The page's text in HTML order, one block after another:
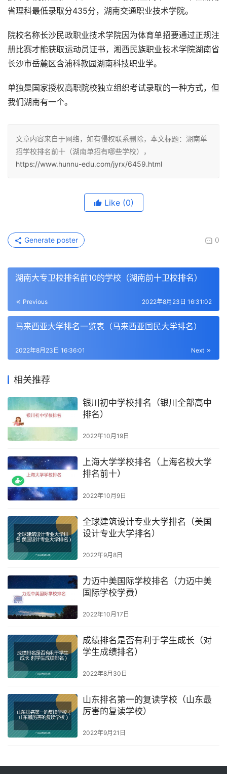
省理科最低录取分435分，湖南交通职业技术学院。
院校名称长沙民政职业技术学院因为体育单招要通过正规注
册比赛才能获取运动员证书，湘西民族职业技术学院湖南省
长沙市岳麓区含浦科教园湖南科技职业学。
单独是国家授权高职院校独立组织考试录取的一种方式，但
我们湖南有一个。
文章内容来自于网络，如有侵权联系删除，本文标题：湖南单
招学校排名前十（湖南单招有哪些学校），
https://www.hunnu-edu.com/jyrx/6459.html
Like (0)
0
Generate poster
湖南大专卫校排名前10的学校（湖南前十卫校排名）
Previous 2022年8月23日 16:31:02
马来西亚大学排名一览表（马来西亚国民大学排名）
Next
2022年8月23日 16:36:01
相关推荐
银川初中学校排名（银川全部高中
排名）
2022年10月19日
上海大学学校排名（上海名校大学
排名前十）
2022年10月9日
全球建筑设计专业大学排名（美国
设计专业大学排名）
2022年9月8日
力迈中美国际学校排名（力迈中美
国际学校学费）
2022年10月17日
成绩排名是否有利于学生成长（对
学生成绩排名）
2022年8月30日
山东排名第一的复读学校（山东最
厉害的复读学校）
2022年9月21日